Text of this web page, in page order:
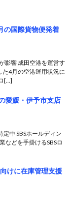
の国際貨物便発着
影響 成田空港を運営す
4月の空港運用状況に
[…]
愛媛・伊予市支店
中 SBSホールディン
などを手掛けるSBSロ
けに在庫管理支援